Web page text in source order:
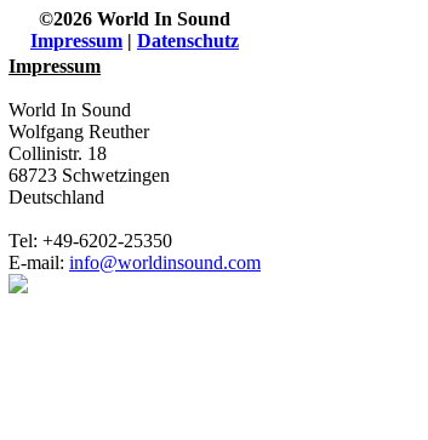
©2026 World In Sound
Impressum | Datenschutz
Impressum
World In Sound
Wolfgang Reuther
Collinistr. 18
68723 Schwetzingen
Deutschland
Tel: +49-6202-25350
E-mail: info@worldinsound.com